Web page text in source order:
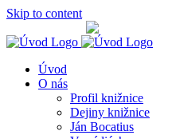
Skip to content
Úvod
O nás
Profil knižnice
Dejiny knižnice
Ján Bocatius